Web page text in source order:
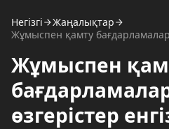
Негізгі
Жаңалықтар
Жұмыспен қамту
Жұмыспен
өзгерістер